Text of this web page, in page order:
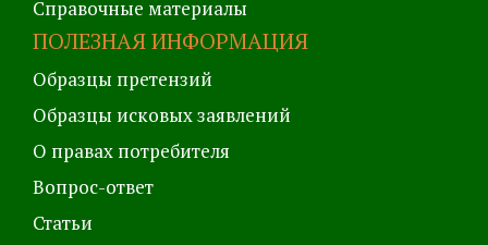
Справочные материалы
ПОЛЕЗНАЯ ИНФОРМАЦИЯ
Образцы претензий
Образцы исковых заявлений
О правах потребителя
Вопрос-ответ
Статьи